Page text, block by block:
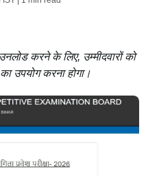
करने के लिए, उम्मीदवारों को
उपयोग करना होगा।